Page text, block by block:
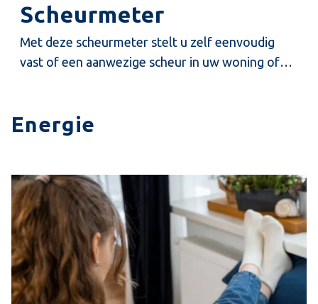
Scheurmeter
Met deze scheurmeter stelt u zelf eenvoudig
vast of een aanwezige scheur in uw woning of
sheet zodat u kunt vaststellen of de scheur
Energie